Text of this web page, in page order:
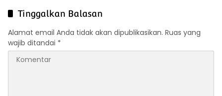
Tinggalkan Balasan
Alamat email Anda tidak akan dipublikasikan. Ruas yang
wajib ditandai *